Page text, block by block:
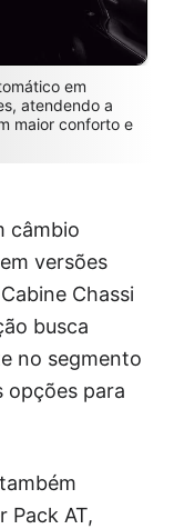
em
atendendo a
maior conforto e
câmbio
versões
Chassi
busca
no segmento
opções para
Pack AT,